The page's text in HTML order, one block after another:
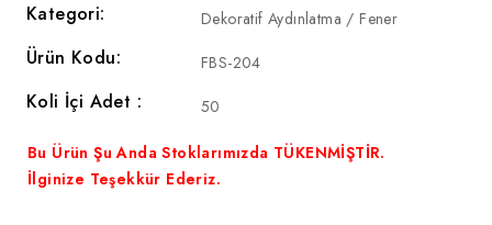
Kategori: Dekoratif Aydınlatma / Fener
Ürün Kodu: FBS-204
Koli İçi Adet : 50
Bu Ürün Şu Anda Stoklarımızda TÜKENMİŞTİR.
İlginize Teşekkür Ederiz.